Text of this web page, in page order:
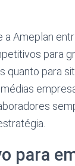
a Ameplan
para
quanto para
para